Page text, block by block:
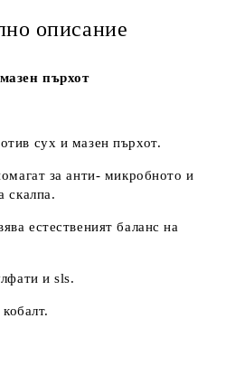
описание
пърхот
сух и мазен пърхот.
за анти- микробното и
скалпа.
естественият баланс на
и sls.